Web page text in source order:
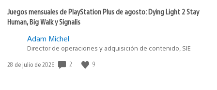
Juegos mensuales de PlayStation Plus de agosto: Dying Light 2 Stay
Human, Big Walk y Signalis
Adam Michel
Director de operaciones y adquisición de contenido, SIE
Fecha
28 de julio de 2026 2 9